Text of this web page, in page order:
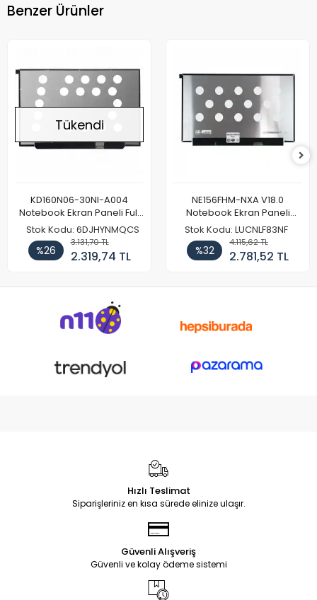
Benzer Ürünler
Tükendi
KD160N06-30NI-A004
Notebook Ekran Paneli Full
HD
Stok Kodu: 6DJHYNMQCS
%26
3.131,70 TL
2.319,74 TL
NE156FHM-NXA V18.0
Notebook Ekran Paneli
144Hz
Stok Kodu: LUCNLF83NF
%32
4.115,62 TL
2.781,52 TL
Hızlı Teslimat
Siparişleriniz en kısa sürede elinize ulaşır.
Güvenli Alışveriş
Güvenli ve kolay ödeme sistemi